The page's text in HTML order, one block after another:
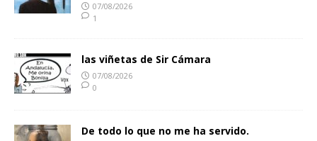
07/08/2026
1
las viñetas de Sir Cámara
07/08/2026
0
De todo lo que no me ha servido.